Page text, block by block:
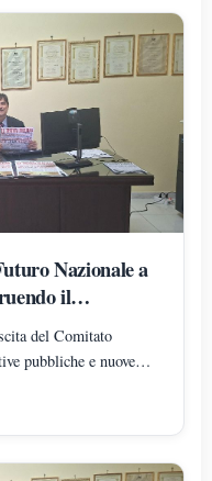
Nazionale a
il
territorio
del Comitato
pubbliche e nuove
provincia di Caserta.